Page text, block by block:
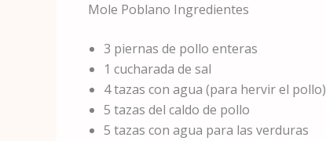
Mole Poblano Ingredientes
3 piernas de pollo enteras
1 cucharada de sal
4 tazas con agua (para hervir el pollo)
5 tazas del caldo de pollo
5 tazas con agua para las verduras